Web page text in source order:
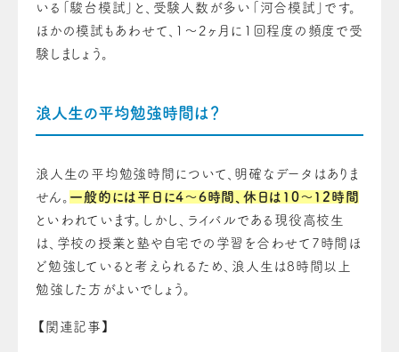
いる「駿台模試」と、受験人数が多い「河合模試」です。
ほかの模試もあわせて、1～2ヶ月に1回程度の頻度で受
験しましょう。
浪人生の平均勉強時間は？
浪人生の平均勉強時間について、明確なデータはありま
せん。 一般的には平日に4～6時間、休日は10～12時間
といわれています。しかし、ライバルである現役高校生
は、学校の授業と塾や自宅での学習を合わせて7時間ほ
ど勉強していると考えられるため、浪人生は8時間以上
勉強した方がよいでしょう。
【関連記事】